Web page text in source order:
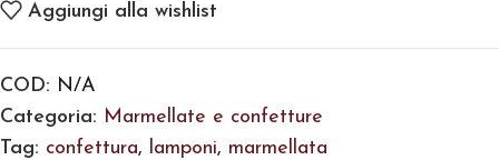
Aggiungi alla wishlist
COD: N/A
Categoria: Marmellate e confetture
Tag: confettura, lamponi, marmellata